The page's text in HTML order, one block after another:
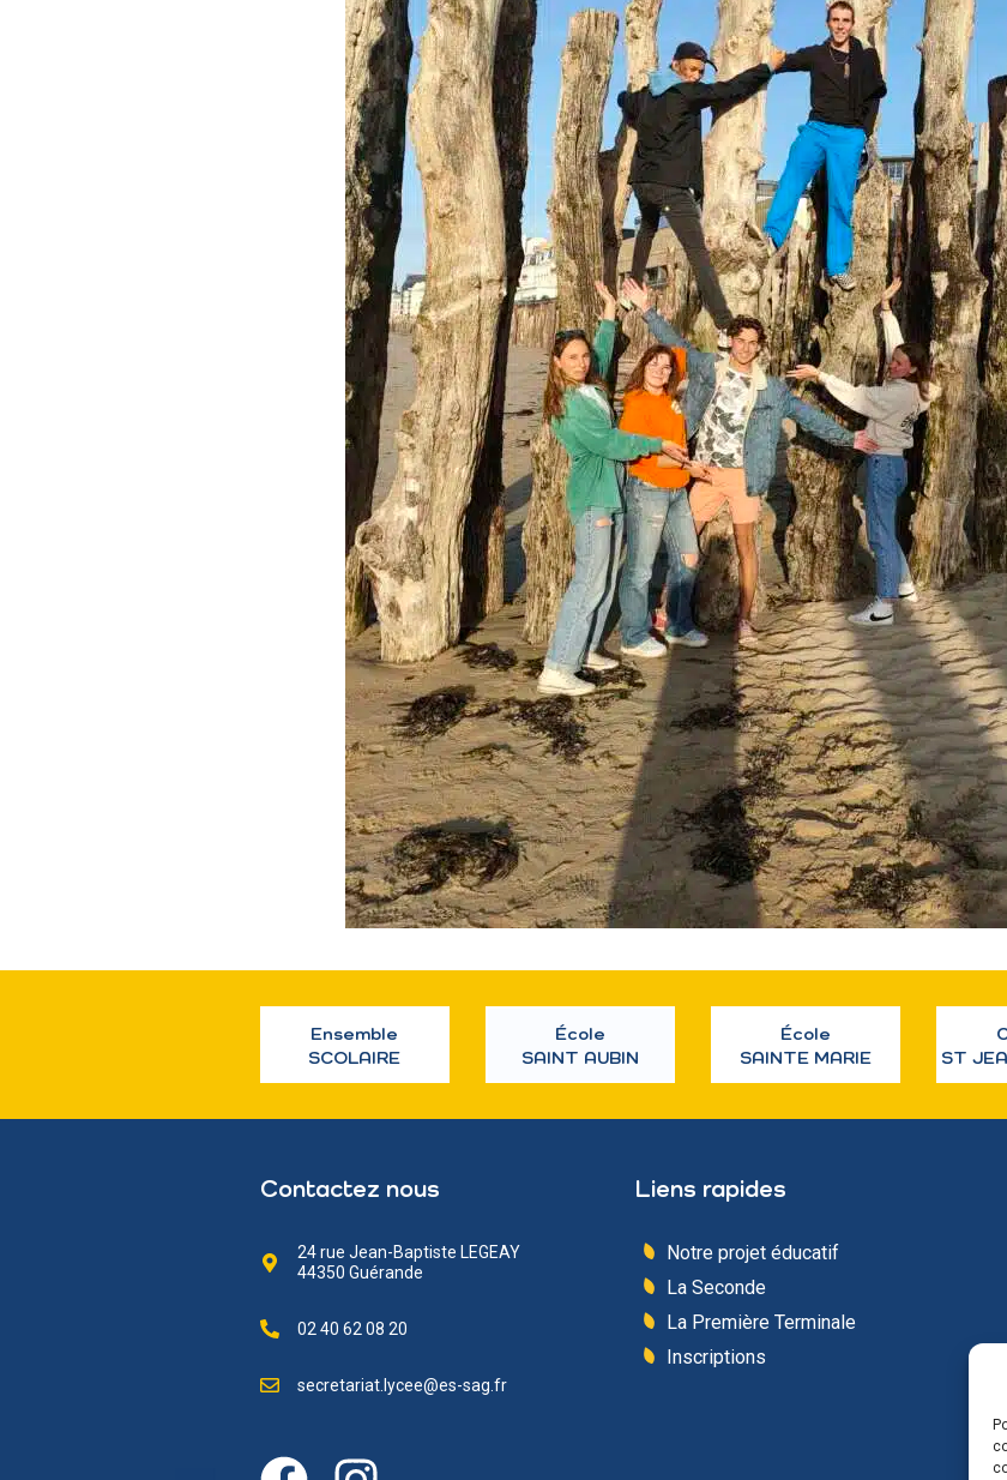
Ensemble
SCOLAIRE
École
SAINT AUBIN
École
SAINTE MARIE
ST
Contactez nous
24 rue Jean-Baptiste LEGEAY
44350 Guérande
02 40 62 08 20
secretariat.lycee@es-sag.fr
Liens rapides
Notre projet éducatif
La Seconde
La Première Terminale
Inscriptions